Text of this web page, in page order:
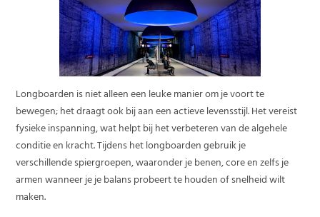
Longboarden is niet alleen een leuke manier om je voort te
bewegen; het draagt ook bij aan een actieve levensstijl. Het vereist
fysieke inspanning, wat helpt bij het verbeteren van de algehele
conditie en kracht. Tijdens het longboarden gebruik je
verschillende spiergroepen, waaronder je benen, core en zelfs je
armen wanneer je je balans probeert te houden of snelheid wilt
maken.